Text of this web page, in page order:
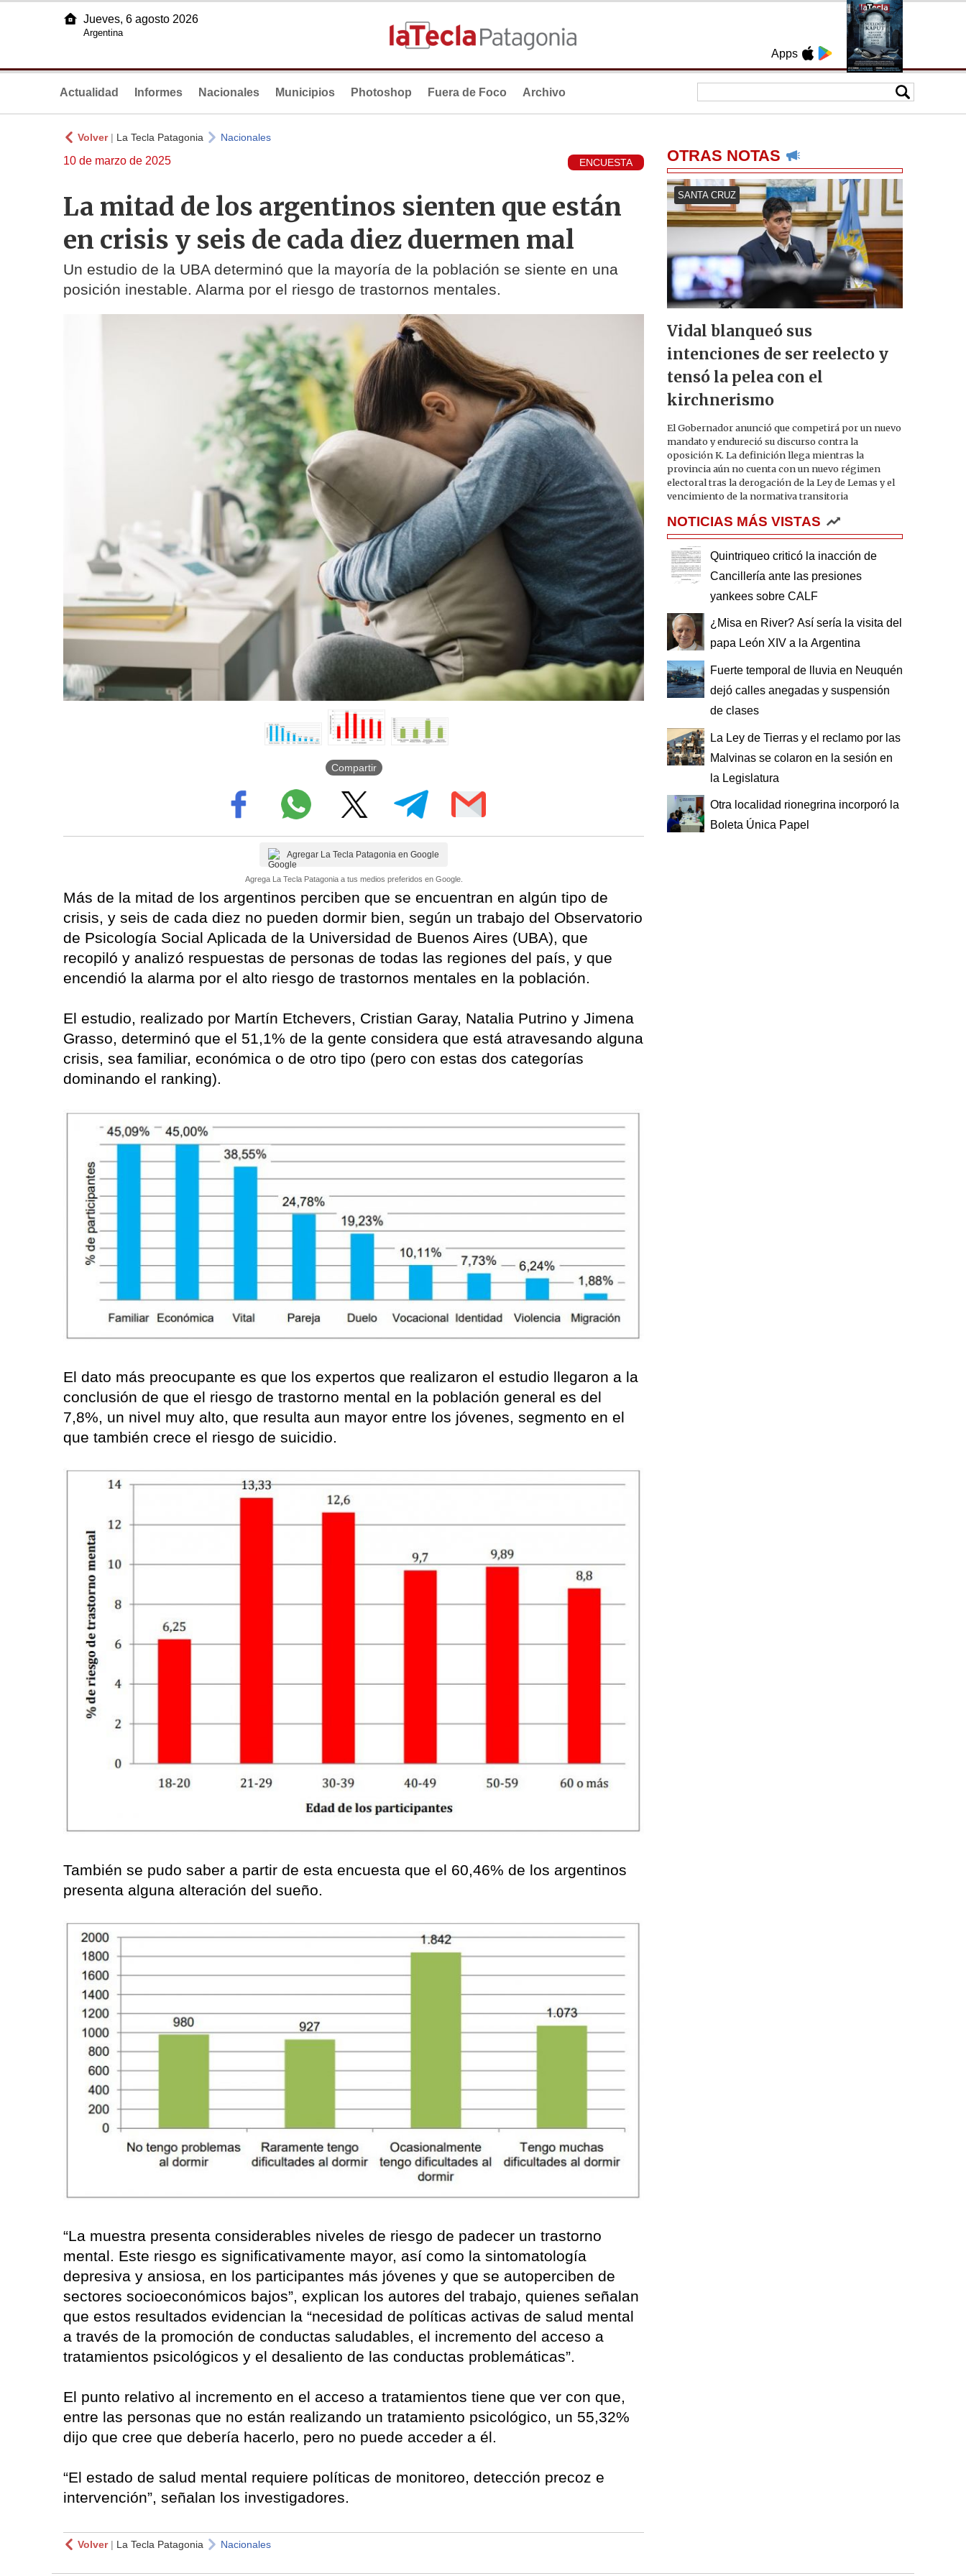
Apps
Jueves, 6 agosto 2026
Argentina
Actualidad Informes Nacionales Municipios Photoshop Fuera de Foco Archivo
Volver| La Tecla Patagonia Nacionales
10 de marzo de 2025 ENCUESTA
La mitad de los argentinos sienten que están
en crisis y seis de cada diez duermen mal
Un estudio de la UBA determinó que la mayoría de la población se siente en una
posición inestable. Alarma por el riesgo de trastornos mentales.
Compartir
Agregar La Tecla Patagonia en Google
Agrega La Tecla Patagonia a tus medios preferidos en Google.
Más de la mitad de los argentinos perciben que se encuentran en algún tipo de
crisis, y seis de cada diez no pueden dormir bien, según un trabajo del Observatorio
de Psicología Social Aplicada de la Universidad de Buenos Aires (UBA), que
recopiló y analizó respuestas de personas de todas las regiones del país, y que
encendió la alarma por el alto riesgo de trastornos mentales en la población.
El estudio, realizado por Martín Etchevers, Cristian Garay, Natalia Putrino y Jimena
Grasso, determinó que el 51,1% de la gente considera que está atravesando alguna
crisis, sea familiar, económica o de otro tipo (pero con estas dos categorías
dominando el ranking).
El dato más preocupante es que los expertos que realizaron el estudio llegaron a la
conclusión de que el riesgo de trastorno mental en la población general es del
7,8%, un nivel muy alto, que resulta aun mayor entre los jóvenes, segmento en el
que también crece el riesgo de suicidio.
También se pudo saber a partir de esta encuesta que el 60,46% de los argentinos
presenta alguna alteración del sueño.
“La muestra presenta considerables niveles de riesgo de padecer un trastorno
mental. Este riesgo es significativamente mayor, así como la sintomatología
depresiva y ansiosa, en los participantes más jóvenes y que se autoperciben de
sectores socioeconómicos bajos”, explican los autores del trabajo, quienes señalan
que estos resultados evidencian la “necesidad de políticas activas de salud mental
a través de la promoción de conductas saludables, el incremento del acceso a
tratamientos psicológicos y el desaliento de las conductas problemáticas”.
El punto relativo al incremento en el acceso a tratamientos tiene que ver con que,
entre las personas que no están realizando un tratamiento psicológico, un 55,32%
dijo que cree que debería hacerlo, pero no puede acceder a él.
“El estado de salud mental requiere políticas de monitoreo, detección precoz e
intervención”, señalan los investigadores.
Volver| La Tecla Patagonia Nacionales
OTRAS NOTAS
SANTA CRUZ
Vidal blanqueó sus
intenciones de ser reelecto y
tensó la pelea con el
kirchnerismo
El Gobernador anunció que competirá por un nuevo
mandato y endureció su discurso contra la
oposición K. La definición llega mientras la
provincia aún no cuenta con un nuevo régimen
electoral tras la derogación de la Ley de Lemas y el
vencimiento de la normativa transitoria
NOTICIAS MÁS VISTAS
Quintriqueo criticó la inacción de
Cancillería ante las presiones
yankees sobre CALF
¿Misa en River? Así sería la visita del
papa León XIV a la Argentina
Fuerte temporal de lluvia en Neuquén
dejó calles anegadas y suspensión
de clases
La Ley de Tierras y el reclamo por las
Malvinas se colaron en la sesión en
la Legislatura
Otra localidad rionegrina incorporó la
Boleta Única Papel